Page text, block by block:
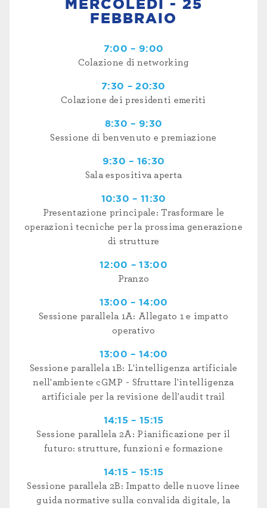
MERCOLEDÌ - 25
FEBBRAIO
7:00 – 9:00
Colazione di networking
7:30 – 20:30
Colazione dei presidenti emeriti
8:30 – 9:30
Sessione di benvenuto e premiazione
9:30 – 16:30
Sala espositiva aperta
10:30 – 11:30
Presentazione principale: Trasformare le
operazioni tecniche per la prossima generazione
di strutture
12:00 – 13:00
Pranzo
13:00 – 14:00
Sessione parallela 1A: Allegato 1 e impatto
operativo
13:00 – 14:00
Sessione parallela 1B: L'intelligenza artificiale
nell'ambiente cGMP - Sfruttare l'intelligenza
artificiale per la revisione dell'audit trail
14:15 – 15:15
Sessione parallela 2A: Pianificazione per il
futuro: strutture, funzioni e formazione
14:15 – 15:15
Sessione parallela 2B: Impatto delle nuove linee
guida normative sulla convalida digitale, la